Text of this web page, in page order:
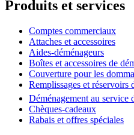
Produits et services
Comptes commerciaux
Attaches et accessoires
Aides-déménageurs
Boîtes et accessoires de
Couverture pour les
Remplissages et réservoirs
Déménagement au service
Chèques-cadeaux
Rabais et offres spéciales